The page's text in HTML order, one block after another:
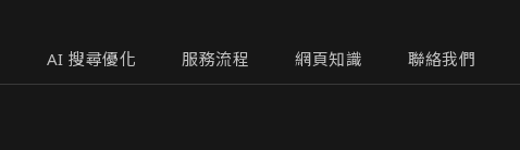
AI 搜尋優化 服務流程 網頁知識 聯絡我們